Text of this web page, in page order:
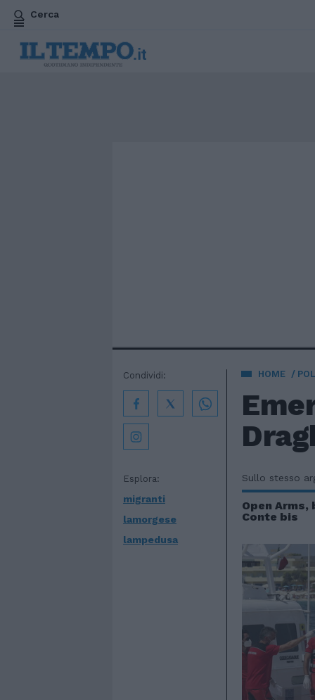
Cerca
HOME
Esplora:
migranti
lamorgese
lampedusa
Condividi:
Sullo stesso
Open
Conte bis